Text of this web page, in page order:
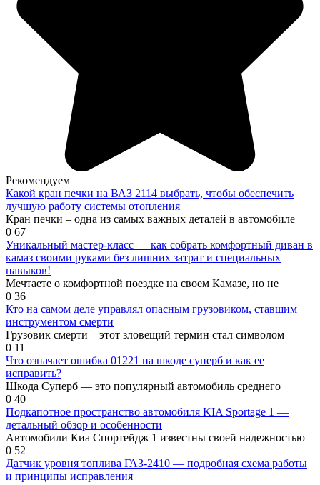
Рекомендуем
Какой кран печки на ВАЗ 2114 выбрать, чтобы обеспечить
лучшую работу системы отопления
Кран печки – одна из самых важных деталей в автомобиле
0 67
Уникальный мастер-класс — как собрать комфортный диван в
камаз своими руками без лишних затрат и специальных
навыков!
Мечтаете о комфортной поездке на своем Камазе, но не
0 36
Кто на самом деле управлял опасным грузовиком, ставшим
инструментом смерти
Грузовик смерти – этот зловещий термин стал символом
0 11
Что означает ошибка 01221 на шкоде суперб и как ее
исправить?
Шкода Суперб — это популярный автомобиль среднего
0 40
Подкапотное пространство автомобиля KIA Sportage 1 —
детальный обзор и особенности
Автомобили Киа Спортейдж 1 известны своей надежностью
0 52
Датчик уровня топлива ГАЗ-2410 — подробная схема работы
и принципы исправления